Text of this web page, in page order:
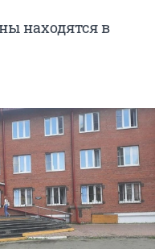
находятся в